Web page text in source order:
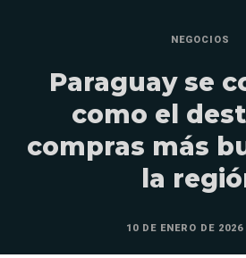
NEGOCIOS
Paraguay se
como el
compras más
la
10 DE ENERO DE